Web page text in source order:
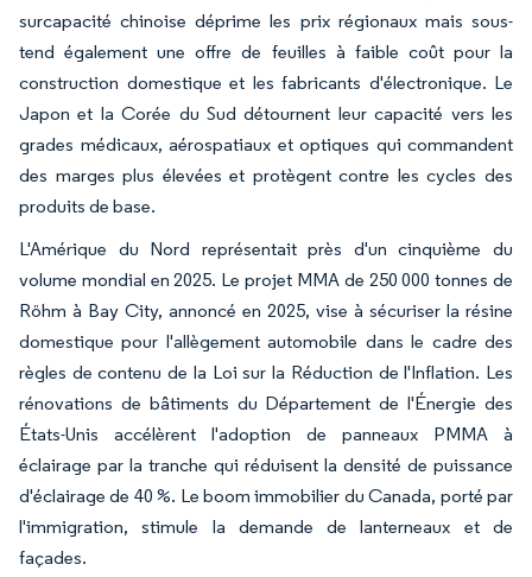
surcapacité chinoise déprime les prix régionaux mais sous-
tend également une offre de feuilles à faible coût pour la
construction domestique et les fabricants d'électronique. Le
Japon et la Corée du Sud détournent leur capacité vers les
grades médicaux, aérospatiaux et optiques qui commandent
des marges plus élevées et protègent contre les cycles des
produits de base.
L'Amérique du Nord représentait près d'un cinquième du
volume mondial en 2025. Le projet MMA de 250 000 tonnes de
Röhm à Bay City, annoncé en 2025, vise à sécuriser la résine
domestique pour l'allègement automobile dans le cadre des
règles de contenu de la Loi sur la Réduction de l'Inflation. Les
rénovations de bâtiments du Département de l'Énergie des
États-Unis accélèrent l'adoption de panneaux PMMA à
éclairage par la tranche qui réduisent la densité de puissance
d'éclairage de 40 %. Le boom immobilier du Canada, porté par
l'immigration, stimule la demande de lanterneaux et de
façades.